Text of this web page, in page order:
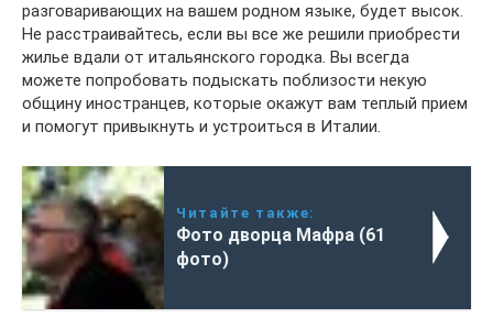
разговаривающих на вашем родном языке, будет высок.
Не расстраивайтесь, если вы все же решили приобрести
жилье вдали от итальянского городка. Вы всегда
можете попробовать подыскать поблизости некую
общину иностранцев, которые окажут вам теплый прием
и помогут привыкнуть и устроиться в Италии.
Читайте также:
Фото дворца Мафра (61
фото)